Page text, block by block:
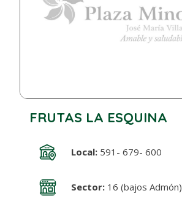
FRUTAS LA ESQUINA
Local:591- 679- 600
Sector:16 (bajos Admón)